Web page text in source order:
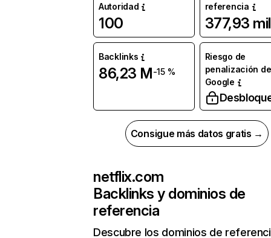
Autoridad
100
referencia
377,93 mil
Backlinks
86,23 M-15 %
Riesgo de
penalización de
Google
Consigue más datos gratis →
netflix.com
Backlinks y dominios de
referencia
Descubre los dominios de